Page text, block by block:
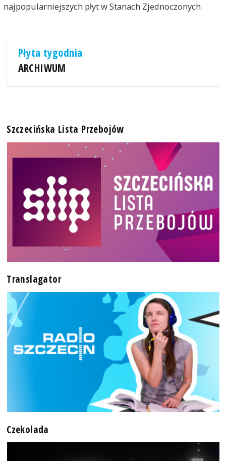
najpopularniejszych płyt w Stanach Zjednoczonych.
Płyta tygodnia
ARCHIWUM
Szczecińska Lista Przebojów
Translagator
Czekolada